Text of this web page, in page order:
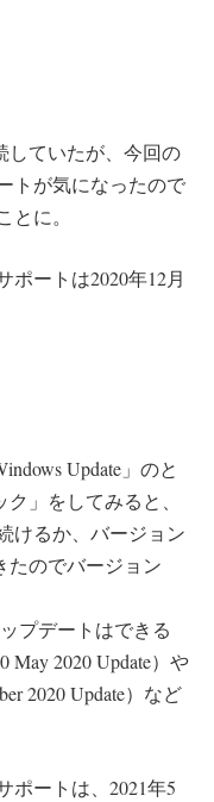
していたが、今回の
トが気になったので
とに。
ポートは2020年12月
Update」のと
」をしてみると、
けるか、バージョン
たのでバージョン
プデートはできる
May 2020 Update）や
2020 Update）など
ポートは、2021年5